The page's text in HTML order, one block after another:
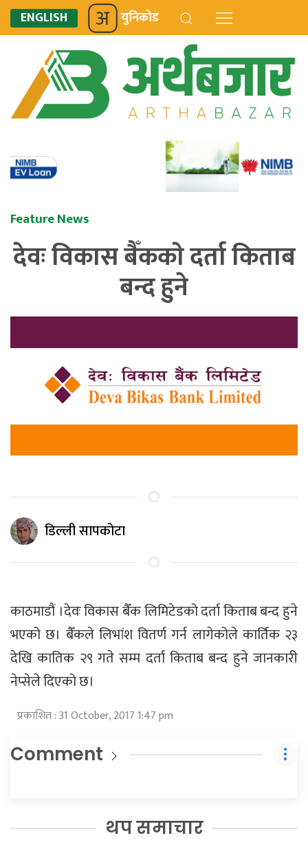
ENGLISH युनिकोड
Feature News
देवः विकास बैँककाे दर्ता किताब
बन्द हुने
डिल्ली सापकोटा
काठमाडौं ।देवः विकास बैँक लिमिटेडको दर्ता किताब बन्द हुने
भएको छ। बैँकले लिभांश वितर्ण गर्न लागेकोले कार्तिक २३
देखि कातिक २९ गते सम्म दर्ता किताब बन्द हुने जानकारी
नेप्सेले दिएको छ।
प्रकाशित : 31 October, 2017 1:47 pm
Comment
थप समाचार